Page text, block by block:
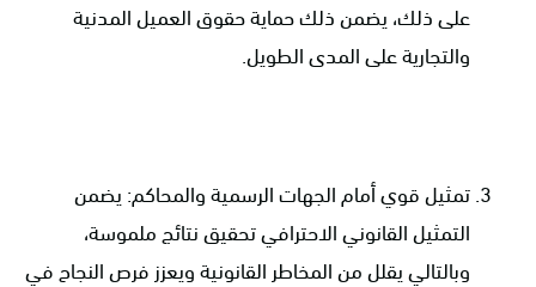
على ذلك، يضمن ذلك حماية حقوق العميل المدنية
والتجارية على المدى الطويل.
تمثيل قوي أمام الجهات الرسمية والمحاكم: يضمن
التمثيل القانوني الاحترافي تحقيق نتائج ملموسة،
وبالتالي يقلل من المخاطر القانونية ويعزز فرص النجاح في